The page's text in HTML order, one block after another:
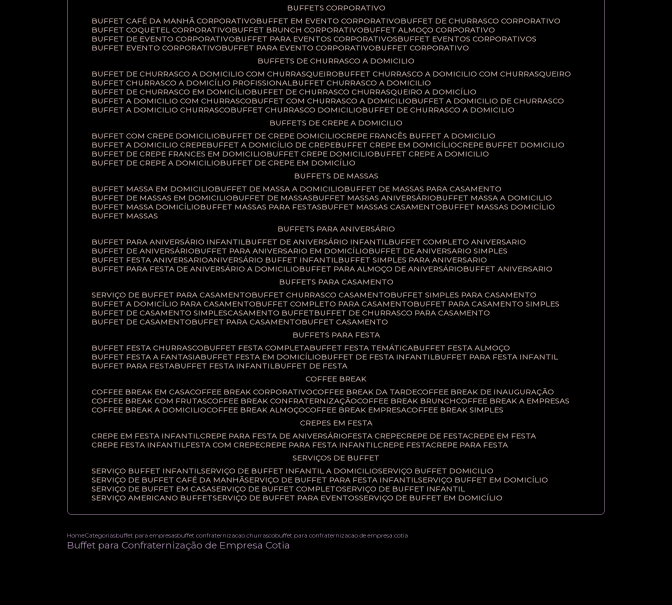
BUFFETS CORPORATIVO
BUFFET CAFÉ DA MANHÃ CORPORATIVO
BUFFET EM EVENTO CORPORATIVO
BUFFET DE CHURRASCO CORPORATIVO
BUFFET COQUETEL CORPORATIVO
BUFFET BRUNCH CORPORATIVO
BUFFET ALMOÇO CORPORATIVO
BUFFET DE EVENTO CORPORATIVO
BUFFET PARA EVENTOS CORPORATIVOS
BUFFET EVENTOS CORPORATIVOS
BUFFET EVENTO CORPORATIVO
BUFFET PARA EVENTO CORPORATIVO
BUFFET CORPORATIVO
BUFFETS DE CHURRASCO A DOMICILIO
BUFFET DE CHURRASCO A DOMICILIO COM CHURRASQUEIRO
BUFFET CHURRASCO A DOMICILIO COM CHURRASQUEIRO
BUFFET CHURRASCO A DOMICÍLIO PROFISSIONAL
BUFFET CHURRASCO A DOMICILIO
BUFFET DE CHURRASCO EM DOMICÍLIO
BUFFET DE CHURRASCO CHURRASQUEIRO A DOMICÍLIO
BUFFET A DOMICILIO COM CHURRASCO
BUFFET COM CHURRASCO A DOMICILIO
BUFFET A DOMICILIO DE CHURRASCO
BUFFET A DOMICILIO CHURRASCO
BUFFET CHURRASCO DOMICILIO
BUFFET DE CHURRASCO A DOMICILIO
BUFFETS DE CREPE A DOMICILIO
BUFFET COM CREPE DOMICILIO
BUFFET DE CREPE DOMICILIO
CREPE FRANCÊS BUFFET A DOMICILIO
BUFFET A DOMICILIO CREPE
BUFFET A DOMICÍLIO DE CREPE BUFFET CREPE EM DOMICÍLIO
CREPE BUFFET DOMICILIO
BUFFET DE CREPE FRANCES EM DOMICILIO
BUFFET CREPE DOMICILIO
BUFFET CREPE A DOMICILIO
BUFFET DE CREPE A DOMICILIO
BUFFET DE CREPE EM DOMICÍLIO
BUFFETS DE MASSAS
BUFFET MASSA EM DOMICILIO
BUFFET DE MASSA A DOMICILIO
BUFFET DE MASSAS PARA CASAMENTO
BUFFET DE MASSAS EM DOMICILIO
BUFFET DE MASSAS BUFFET MASSAS ANIVERSÁRIO
BUFFET MASSA A DOMICILIO
BUFFET MASSA DOMICÍLIO
BUFFET MASSAS PARA FESTAS BUFFET MASSAS CASAMENTO
BUFFET MASSAS DOMICÍLIO
BUFFET MASSAS
BUFFETS PARA ANIVERSÁRIO
BUFFET PARA ANIVERSÁRIO INFANTIL
BUFFET DE ANIVERSÁRIO INFANTIL
BUFFET COMPLETO ANIVERSARIO
BUFFET DE ANIVERSÁRIO
BUFFET PARA ANIVERSARIO EM DOMICÍLIO
BUFFET DE ANIVERSARIO SIMPLES
BUFFET FESTA ANIVERSARIO
ANIVERSÁRIO BUFFET INFANTIL
BUFFET SIMPLES PARA ANIVERSARIO
BUFFET PARA FESTA DE ANIVERSÁRIO A DOMICILIO
BUFFET PARA ALMOÇO DE ANIVERSÁRIO
BUFFET ANIVERSARIO
BUFFETS PARA CASAMENTO
SERVIÇO DE BUFFET PARA CASAMENTO
BUFFET CHURRASCO CASAMENTO
BUFFET SIMPLES PARA CASAMENTO
BUFFET A DOMICÍLIO PARA CASAMENTO
BUFFET COMPLETO PARA CASAMENTO
BUFFET PARA CASAMENTO SIMPLES
BUFFET DE CASAMENTO SIMPLES CASAMENTO BUFFET
BUFFET DE CHURRASCO PARA CASAMENTO
BUFFET DE CASAMENTO
BUFFET PARA CASAMENTO
BUFFET CASAMENTO
BUFFETS PARA FESTA
BUFFET FESTA CHURRASCO
BUFFET FESTA COMPLETA BUFFET FESTA TEMÁTICA
BUFFET FESTA ALMOÇO
BUFFET FESTA A FANTASIA
BUFFET FESTA EM DOMICÍLIO BUFFET DE FESTA INFANTIL
BUFFET PARA FESTA INFANTIL
BUFFET PARA FESTA
BUFFET FESTA INFANTIL
BUFFET DE FESTA
COFFEE BREAK
COFFEE BREAK EM CASA COFFEE BREAK CORPORATIVO COFFEE BREAK DA TARDE COFFEE BREAK DE INAUGURAÇÃO
COFFEE BREAK COM FRUTAS COFFEE BREAK CONFRATERNIZAÇÃO COFFEE BREAK BRUNCH COFFEE BREAK A EMPRESAS
COFFEE BREAK A DOMICILIO COFFEE BREAK ALMOÇO COFFEE BREAK EMPRESA COFFEE BREAK SIMPLES
CREPES EM FESTA
CREPE EM FESTA INFANTIL
CREPE PARA FESTA DE ANIVERSÁRIO FESTA CREPE CREPE DE FESTA
CREPE EM FESTA
CREPE FESTA INFANTIL FESTA COM CREPE CREPE PARA FESTA INFANTIL CREPE FESTA
CREPE PARA FESTA
SERVIÇOS DE BUFFET
SERVIÇO BUFFET INFANTIL SERVIÇO DE BUFFET INFANTIL A DOMICILIO SERVIÇO BUFFET DOMICILIO
SERVIÇO DE BUFFET CAFÉ DA MANHÃ SERVIÇO DE BUFFET PARA FESTA INFANTIL SERVIÇO BUFFET EM DOMICÍLIO
SERVIÇO DE BUFFET EM CASA SERVIÇO DE BUFFET COMPLETO SERVIÇO DE BUFFET INFANTIL
SERVIÇO AMERICANO BUFFET SERVIÇO DE BUFFET PARA EVENTOS SERVIÇO DE BUFFET EM DOMICÍLIO
HomeCategoriasbuffet para empresasbuffet confraternizacao churrascobuffet para confraternizacao de empresa cotia
Buffet para Confraternização de Empresa Cotia